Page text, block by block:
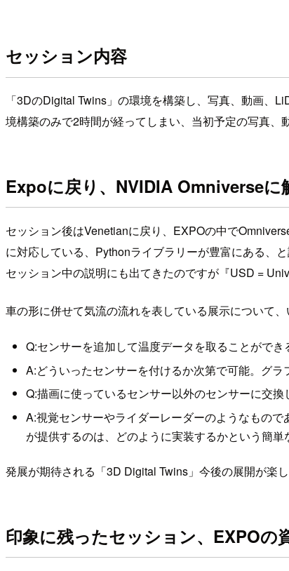
セッション内容
「3DのDigital Twins」の環境を構築し、写真、動画、
境構築のみで2時間が経ってしまい、当初予定の写真、
Expoに戻り、NVIDIA Omniverseに
セッション後はVenetianに戻り、EXPOの中で
に対応している、Pythonライブラリーが豊富にある、と
セッション中の説明にも出てきたのですが『USD =
車の形に併せて気流の流れを表している展示について
Q:センサーを追加して温度データを取ることができ
A:どういったセンサーを付けるか次第で可能。グ
Q:描画に使っているセンサー以外のセンサーに交
A:視覚センサーやライダーレーダーのようなもの
が提供するのは、どのように実装するかという簡
発展が期待される「3D Digital Twins」今後の展開が楽し
印象に残ったセッション、EXPOの